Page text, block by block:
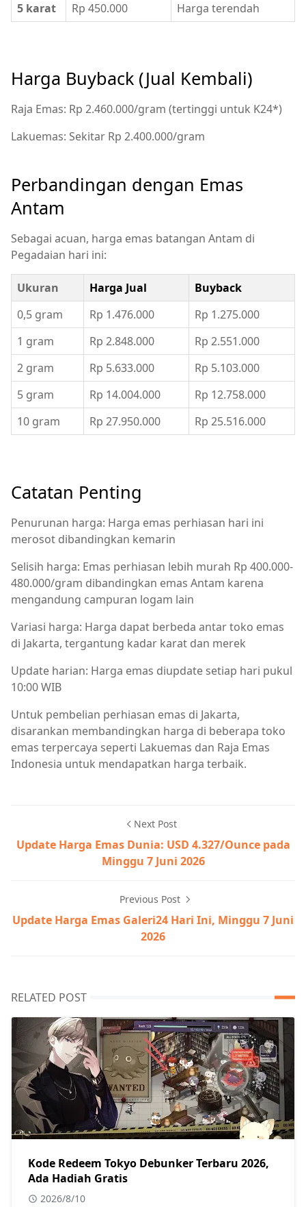
5 karat
Rp 450.000 Harga terendah
Harga Buyback (Jual Kembali)
Raja Emas: Rp 2.460.000/gram (tertinggi untuk K24*)
Lakuemas: Sekitar Rp 2.400.000/gram
Perbandingan dengan Emas
Antam
Sebagai acuan, harga emas batangan Antam di
Pegadaian hari ini:
Ukuran Harga Jual
Buyback
0,5 gram
Rp 1.476.000
Rp 1.275.000
1 gram
Rp 2.848.000
Rp 2.551.000
2 gram
Rp 5.633.000
Rp 5.103.000
5 gram
Rp 14.004.000
Rp 12.758.000
10 gram
Rp 27.950.000 Rp 25.516.000
Catatan Penting
Penurunan harga: Harga emas perhiasan hari ini
merosot dibandingkan kemarin
Selisih harga: Emas perhiasan lebih murah Rp 400.000-
480.000/gram dibandingkan emas Antam karena
mengandung campuran logam lain
Variasi harga: Harga dapat berbeda antar toko emas
di Jakarta, tergantung kadar karat dan merek
Update harian: Harga emas diupdate setiap hari pukul
10:00 WIB
Untuk pembelian perhiasan emas di Jakarta,
disarankan membandingkan harga di beberapa toko
emas terpercaya seperti Lakuemas dan Raja Emas
Indonesia untuk mendapatkan harga terbaik.
Next Post
Update Harga Emas Dunia: USD 4.327/Ounce pada
Minggu 7 Juni 2026
Previous Post
Update Harga Emas Galeri24 Hari Ini, Minggu 7 Juni
2026
RELATED POST
Kode Redeem Tokyo Debunker Terbaru 2026,
Ada Hadiah Gratis
2026/8/10